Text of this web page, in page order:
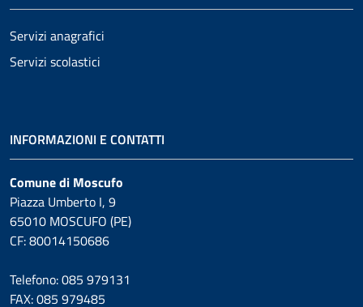
Servizi anagrafici
Servizi scolastici
INFORMAZIONI E CONTATTI
Comune di Moscufo
Piazza Umberto I, 9
65010 MOSCUFO (PE)
CF: 80014150686
Telefono: 085 979131
FAX: 085 979485